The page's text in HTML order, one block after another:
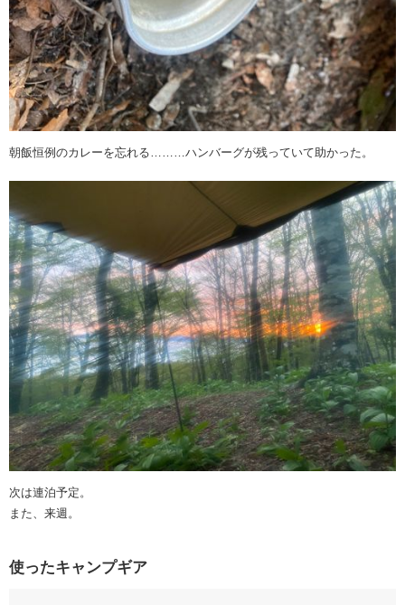
朝飯恒例のカレーを忘れる………ハンバーグが残っていて助かった。
次は連泊予定。
また、来週。
使ったキャンプギア